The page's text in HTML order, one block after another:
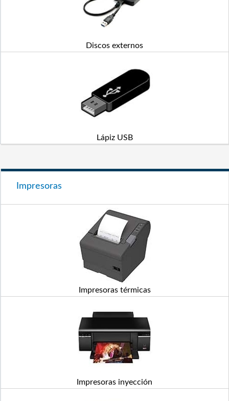
Discos externos
Lápiz USB
Impresoras
Impresoras térmicas
Impresoras inyección